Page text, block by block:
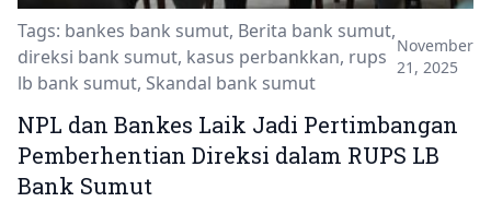
Tags: bankes bank sumut, Berita bank sumut,
direksi bank sumut, kasus perbankkan, rups
lb bank sumut, Skandal bank sumut
November
21, 2025
NPL dan Bankes Laik Jadi Pertimbangan
Pemberhentian Direksi dalam RUPS LB
Bank Sumut